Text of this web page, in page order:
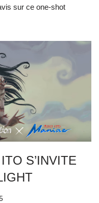
sur ce one-shot
S’INVITE